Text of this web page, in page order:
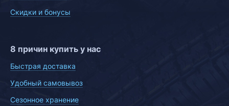
Скидки и бонусы
8 причин купить у нас
Быстрая доставка
Удобный самовывоз
Сезонное хранение